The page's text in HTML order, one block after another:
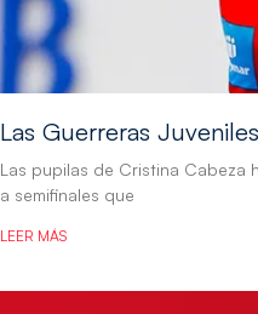
Las Guerreras
Las pupilas de Cristina Cabeza
a semifinales que
LEER MÁS